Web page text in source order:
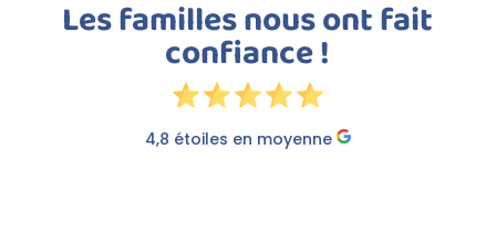
Les familles nous ont fait
confiance !
4,8 étoiles en moyenne